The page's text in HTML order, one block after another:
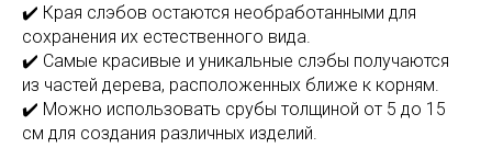
✔️ Края слэбов остаются необработанными для
сохранения их естественного вида.
✔️ Самые красивые и уникальные слэбы получаются
из частей дерева, расположенных ближе к корням.
✔️ Можно использовать срубы толщиной от 5 до 15
см для создания различных изделий.